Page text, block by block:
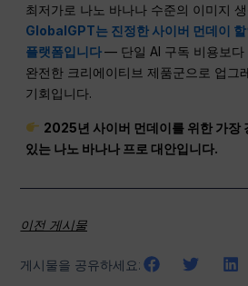
최저가로 나노 바나나 수준의 이미지
GlobalGPT는 진정한 사이버 먼데이
플랫폼입니다— 단일 AI 구독 비용보다
완전한 크리에이티브 제품군으로 업그
기회입니다.
2025년 사이버 먼데이를 위한 가장
있는 나노 바나나 프로 대안입니다.
이전 게시물
게시물을 공유하세요: